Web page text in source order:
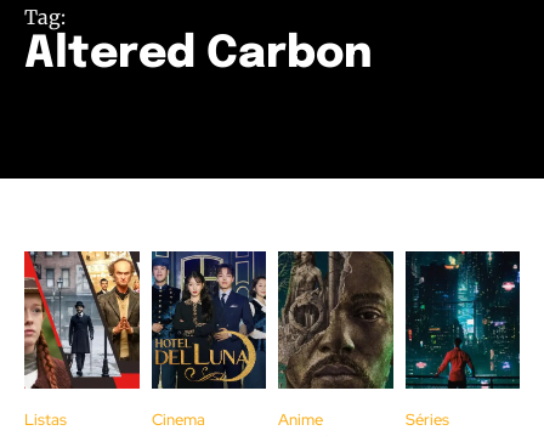
Tag:
Altered Carbon
Listas Cinema Anime Séries